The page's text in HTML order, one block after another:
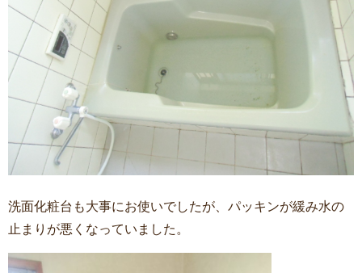
洗面化粧台も大事にお使いでしたが、パッキンが緩み水の
止まりが悪くなっていました。